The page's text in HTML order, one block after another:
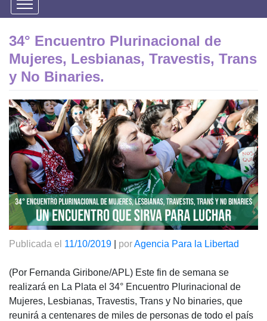
34° Encuentro Plurinacional de
Mujeres, Lesbianas, Travestis, Trans
y No Binaries.
Publicada el 11/10/2019 porAgencia Para la Libertad
(Por Fernanda Giribone/APL) Este fin de semana se
realizará en La Plata el 34° Encuentro Plurinacional de
Mujeres, Lesbianas, Travestis, Trans y No binaries, que
reunirá a centenares de miles de personas de todo el país